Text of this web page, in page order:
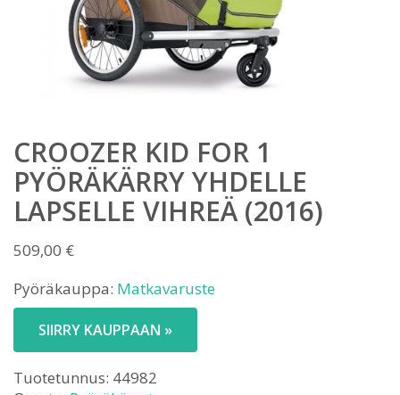
CROOZER KID FOR 1
PYÖRÄKÄRRY YHDELLE
LAPSELLE VIHREÄ (2016)
509,00 €
Pyöräkauppa: Matkavaruste
SIIRRY KAUPPAAN »
Tuotetunnus: 44982